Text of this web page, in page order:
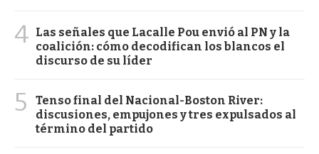
4 Las señales que Lacalle Pou envió al PN y la
coalición: cómo decodifican los blancos el
discurso de su líder
5
Tenso final del Nacional-Boston River:
discusiones, empujones y tres expulsados al
término del partido